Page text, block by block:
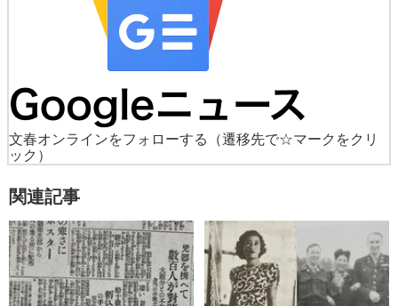
文春オンラインをフォローする
（遷移先で☆マークをクリ
ック）
関連記事